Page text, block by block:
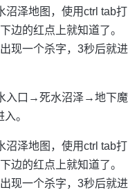
沼泽地图，使用ctrl tab打
边的红点上就知道了。
现一个杀字，3秒后就进
入口→死水沼泽→地下魔
。
沼泽地图，使用ctrl tab打
边的红点上就知道了。
现一个杀字，3秒后就进